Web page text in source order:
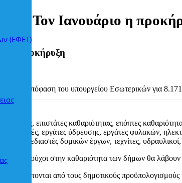
(ΕΦΕΤ)
– Τον Ιανουάριο η
η προκήρυξη
από απόφαση του υπουργείου Εσωτερικών για
επιστάτες καθαριότητας, επόπτες
εργάτες ύδρευσης, εργάτες φυλακών,
σχεδιαστές δομικών έργων, τεχνίτες,
συμβασιούχοι στην καθαριότητα των δήμων θα
από τους δημοτικούς